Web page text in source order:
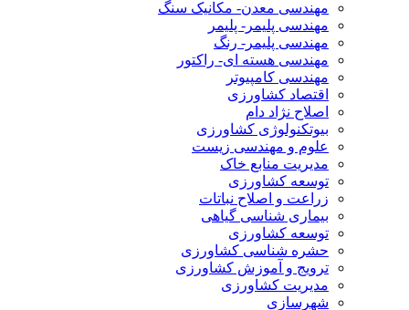
مهندسی معدن- مکانیک سنگ
مهندسی پلیمر- پلیمر
مهندسی پلیمر- رنگ
مهندسی هسته ای- راکتور
مهندسی کامپیوتر
اقتصاد کشاورزی
اصلاح نژاد دام
بیوتکنولوژی کشاورزی
علوم و مهندسی زیست
مدیریت منابع خاک
توسعه کشاورزی
زراعت و اصلاح نباتات
بیماری شناسی گیاهی
توسعه کشاورزی
حشره شناسی کشاورزی
ترویج و آموزش کشاورزی
مدیریت کشاورزی
شهرسازی